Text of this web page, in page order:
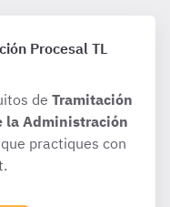
Procesal TL
de Tramitación
la Administración
practiques con